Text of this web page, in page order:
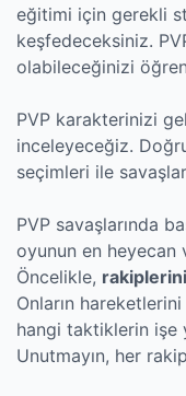
eğitimi için gerekli
keşfedeceksiniz.
olabileceğinizi
PVP karakterinizi
inceleyeceğiz.
seçimleri ile
PVP savaşlarında
oyunun en heyecan
Öncelikle,
Onların
hangi taktiklerin işe
Unutmayın, her